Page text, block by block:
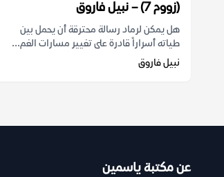
(زووم 7) – نبيل فاروق
هل يمكن لرماد رسالة محترقة أن يحمل بين
طياته أسراراً قادرة على تغيير مسارات الغم...
نبيل فاروق
عن مكتبة ياسمين